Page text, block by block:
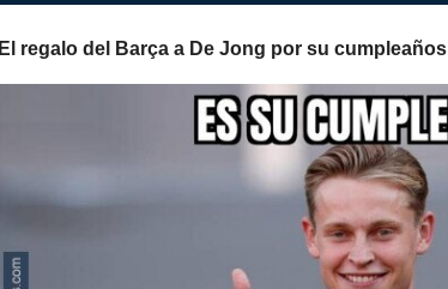
El regalo del Barça a De Jong por su cumpleaños